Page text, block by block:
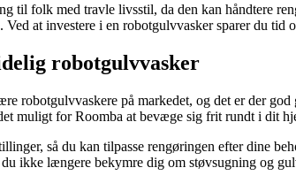
til folk med travle livsstil, da den kan håndtere
Ved at investere i en robotgulvvasker sparer du
robotgulvvasker
robotgulvvaskere på markedet, og det er der
muligt for Roomba at bevæge sig frit rundt i dit
så du kan tilpasse rengøringen efter dine
ikke længere bekymre dig om støvsugning og